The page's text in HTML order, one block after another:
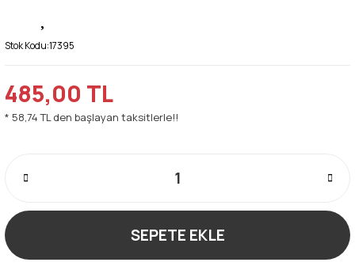
Stok Kodu:17395
485,00 TL
* 58,74 TL den başlayan taksitlerle!!
SEPETE EKLE